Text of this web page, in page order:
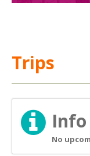
Trips
Info
No